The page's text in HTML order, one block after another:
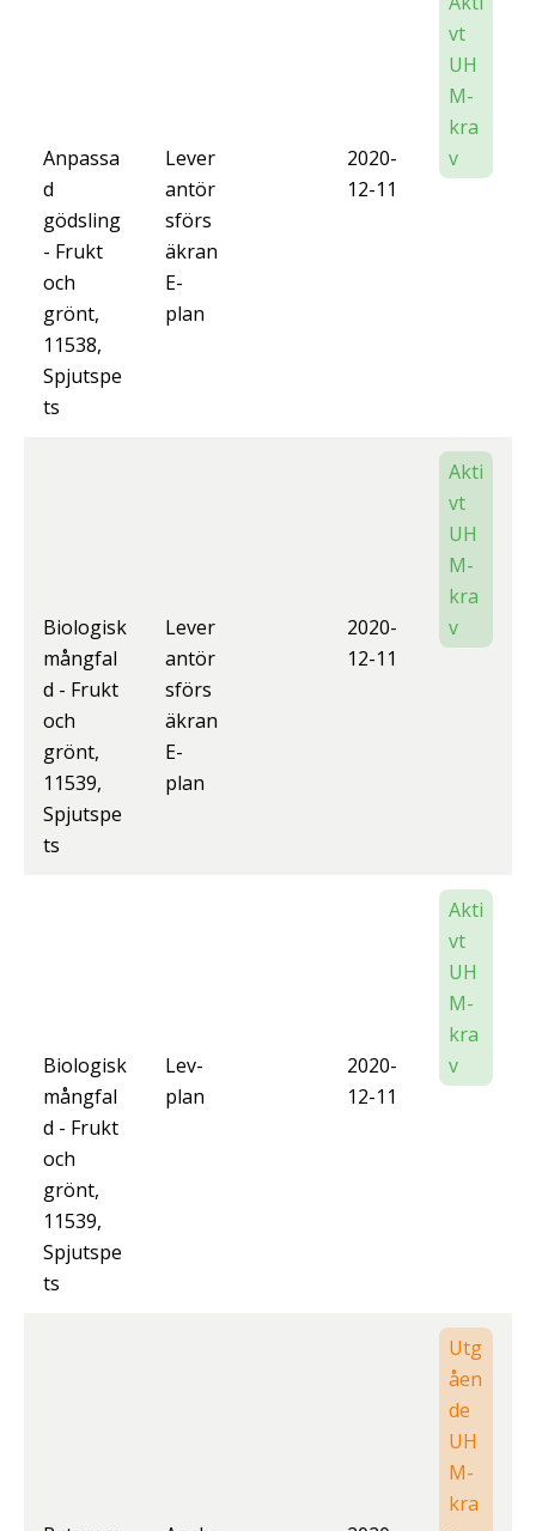
Anpassa
d
gödsling
- Frukt
och
grönt,
11538,
Spjutspe
ts
Lever
antör
sförs
äkran
E-
plan
2020-
12-11
vt
UH
M-
kra
v
Biologisk
mångfal
d - Frukt
och
grönt,
11539,
Spjutspe
ts
Lever
antör
sförs
äkran
E-
plan
2020-
12-11
Akti
vt
UH
M-
kra
v
Biologisk
mångfal
d - Frukt
och
grönt,
11539,
Spjutspe
ts
Lev-
plan
2020-
12-11
Akti
vt
UH
M-
kra
v
Utg
åen
de
UH
M-
kra